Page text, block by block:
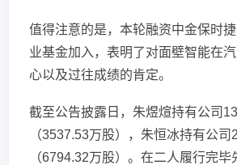
值得注意的是，本轮融资中金保时
业基金加入，表明了对面壁智能在
心以及过往成绩的肯定。
截至公告披露日，朱煜煊持有公司
（3537.53万股），朱恒冰持有公司
（6794.32万股）。在二人履行完毕